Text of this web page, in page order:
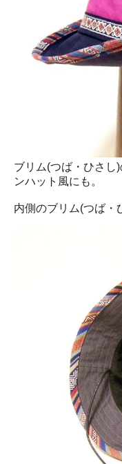
ブリム(つば・ひさし
ンハット風にも。
内側のブリム(つば・